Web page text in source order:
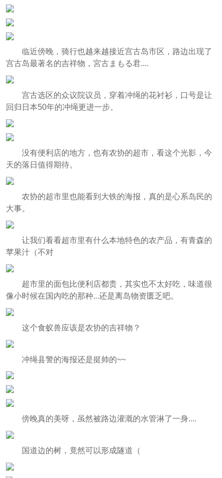
临近傍晚，骑行也越来越接近宫古岛市区，路边出现了
宫古岛最著名的吉祥物，宮古まもる君....
宫古选区的众议院议员，穿着冲绳的花衬衫，口号是让
回归日本50年的冲绳更进一步。
没有便利店的地方，也有农协的超市，看这个光影，今
天的落日值得期待。
农协的超市里也能看到大铁的海报，真的是心系岛民的
大事。
让我们看看超市里有什么本地特色的农产品，有青森的
苹果汁（不对
超市里的面包比便利店都贵，其实也不太好吃，味道很
像小时候在国内吃的那种...还是离岛物资匮乏吧。
这个食蚁兽应该是农协的吉祥物？
冲绳县警的海报还是挺帅的~~
傍晚真的美呀，虽然被路边灌溉的水管淋了一身....
国道边的树，竟然可以形成隧道（